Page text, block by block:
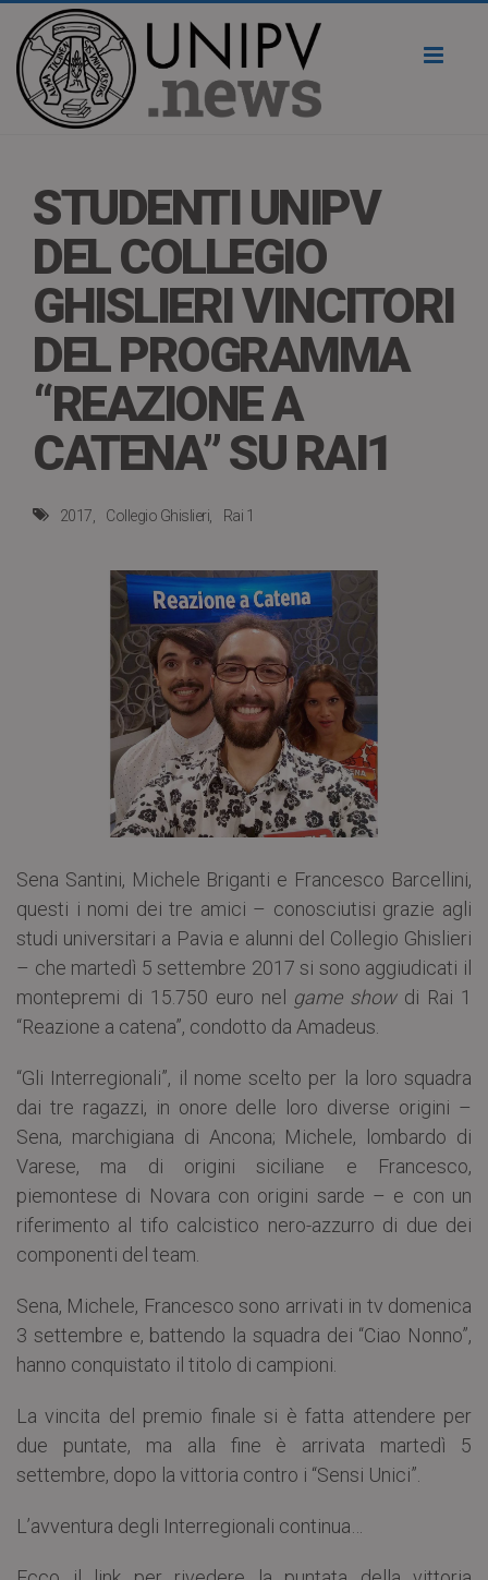
STUDENTI UNIPV
DEL COLLEGIO
GHISLIERI VINCITORI
DEL PROGRAMMA
“REAZIONE A
CATENA” SU RAI1
2017 Collegio Ghislieri Rai 1
Sena Santini, Michele Briganti e Francesco Barcellini,
questi i nomi dei tre amici – conosciutisi grazie agli
studi universitari a Pavia e alunni del Collegio Ghislieri
– che martedì 5 settembre 2017 si sono aggiudicati il
montepremi di 15.750 euro nel game showdi Rai 1
“Reazione a catena”, condotto da Amadeus.
“Gli Interregionali”, il nome scelto per la loro squadra
dai tre ragazzi, in onore delle loro diverse origini –
Sena, marchigiana di Ancona; Michele, lombardo di
Varese, ma di origini siciliane e Francesco,
piemontese di Novara con origini sarde – e con un
riferimento al tifo calcistico nero-azzurro di due dei
componenti del team.
Sena, Michele, Francesco sono arrivati in tv domenica
3 settembre e, battendo la squadra dei “Ciao Nonno”,
hanno conquistato il titolo di campioni.
La vincita del premio finale si è fatta attendere per
due puntate, ma alla fine è arrivata martedì 5
settembre, dopo la vittoria contro i “Sensi Unici”.
L’avventura degli Interregionali continua…